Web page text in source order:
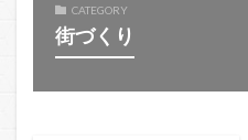
CATEGORY
街づくり